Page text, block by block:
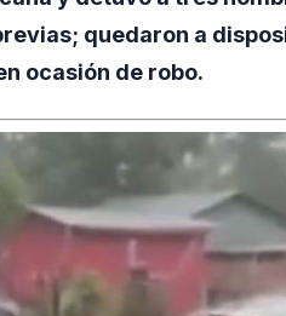
quedaron a
ocasión de robo.